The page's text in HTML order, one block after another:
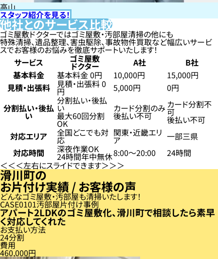
高山
スタッフ紹介を見る！
他社とのサービス比較
ゴミ屋敷ドクターではゴミ屋敷・汚部屋清掃の他にも
特殊清掃、遺品整理、害虫駆除、事故物件買取など幅広いサービ
スでお客様のお悩みを徹底サポートいたします！
サービス
ゴミ屋敷
ドクター A社
B社
基本料金
基本料金 0円 10,000円
15,000円
見積・出張料
見積・出張料 0
円 5,000円
0円
分割払い・後払
い
分割払い・後払
い
最大60回分割
OK
カード分割のみ
後払い不可
カード分割不
可
後払い不可
対応エリア
全国どこでも対
応
関東・近畿エリ
ア
一部三県
対応時間
深夜作業OK
24時間年中無休8:00〜20:00
24時間
左右にスライドできます
滑川町の
お片付け実績 / お客様の声
どんなゴミ屋敷・汚部屋も清掃いたします！
CASE 01汚部屋片付け事例
アパート2LDKのゴミ屋敷化、滑川町で相談したら素早
く対応してくれた
お支払い方法
24分割
費用
460,000円